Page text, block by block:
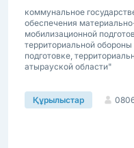
коммунальное
обеспечения
мобилизационной
территориальной
подготовке,
атырауской области"
Құрылыстар